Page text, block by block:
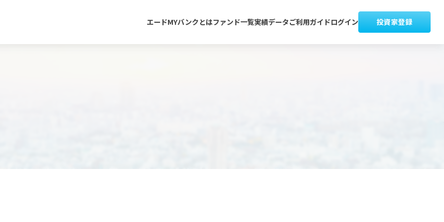
エードMYバンクとはファンド一覧実績データご利用ガイドログイン 投資家登録